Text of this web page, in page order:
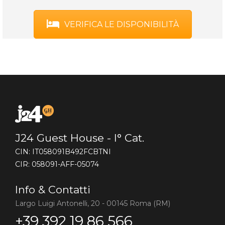
VERIFICA LE DISPONIBILITÀ
J24 Guest House - I° Cat.
CIN: IT058091B492FCBTNI
CIR: 058091-AFF-05074
Info & Contatti
Largo Luigi Antonelli, 20 - 00145 Roma (RM)
+39 392 19 86 566